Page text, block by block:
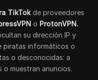
TikTok de proveedores
o ProtonVPN.
su dirección IP y
piratas informáticos o
o desconocidas: a
muestran anuncios.